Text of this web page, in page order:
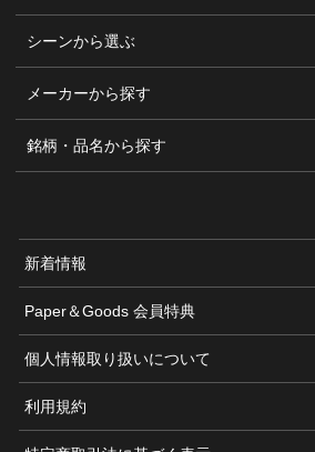
シーンから選ぶ
メーカーから探す
銘柄・品名から探す
新着情報
Paper＆Goods 会員特典
個人情報取り扱いについて
利用規約